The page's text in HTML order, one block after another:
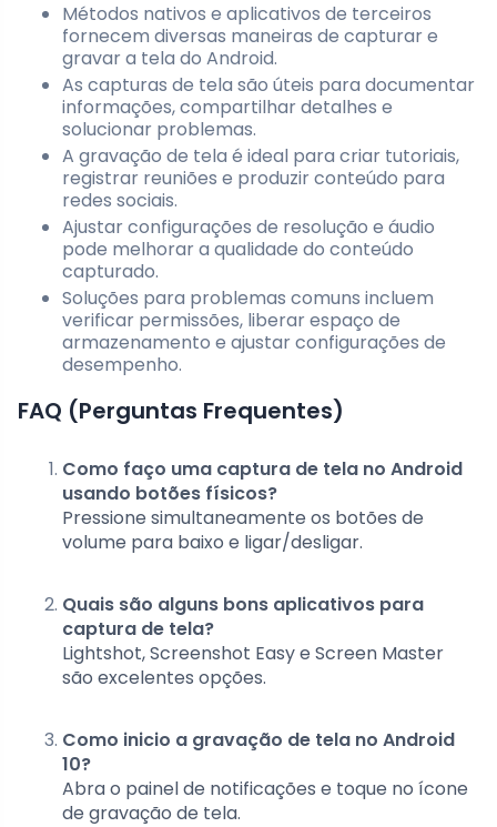
Métodos nativos e aplicativos de terceiros
fornecem diversas maneiras de capturar e
gravar a tela do Android.
As capturas de tela são úteis para documentar
informações, compartilhar detalhes e
solucionar problemas.
A gravação de tela é ideal para criar tutoriais,
registrar reuniões e produzir conteúdo para
redes sociais.
Ajustar configurações de resolução e áudio
pode melhorar a qualidade do conteúdo
capturado.
Soluções para problemas comuns incluem
verificar permissões, liberar espaço de
armazenamento e ajustar configurações de
desempenho.
FAQ (Perguntas Frequentes)
Como faço uma captura de tela no Android
usando botões físicos?
Pressione simultaneamente os botões de
volume para baixo e ligar/desligar.
Quais são alguns bons aplicativos para
captura de tela?
Lightshot, Screenshot Easy e Screen Master
são excelentes opções.
Como inicio a gravação de tela no Android
10?
Abra o painel de notificações e toque no ícone
de gravação de tela.